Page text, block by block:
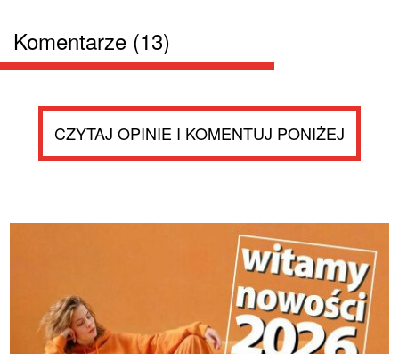
Komentarze (13)
CZYTAJ OPINIE I KOMENTUJ PONIŻEJ